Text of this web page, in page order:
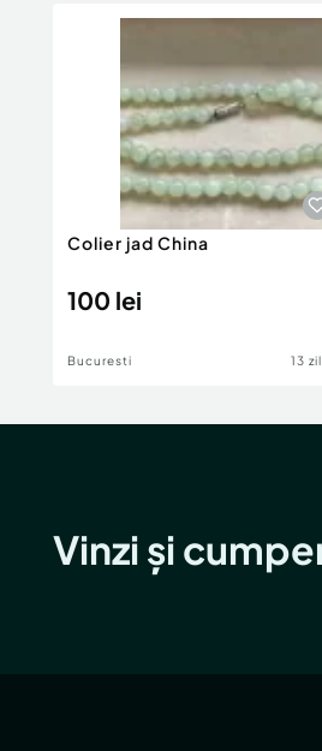
Colier jad China
100 lei
Bucuresti 13
Vinzi și